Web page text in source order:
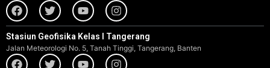
Stasiun Geofisika Kelas I Tangerang
Jalan Meteorologi No. 5, Tanah Tinggi, Tangerang, Banten